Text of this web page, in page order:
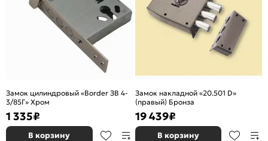
Замок цилиндровый «Border ЗВ 4-
3/85Г» Хром
1 335₽
В корзину
Замок накладной «20.501 D»
(правый) Бронза
19 439₽
В корзину